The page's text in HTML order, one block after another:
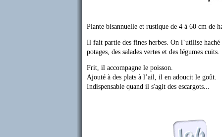
Plante bisannuelle et rustique de 4 à 60 cm de
Il fait partie des fines herbes. On l’utilise haché
potages, des salades vertes et des légumes cuits.
Frit, il accompagne le poisson.
Ajouté à des plats à l’ail, il en adoucit le goût.
Indispensable quand il s'agit des escargots...